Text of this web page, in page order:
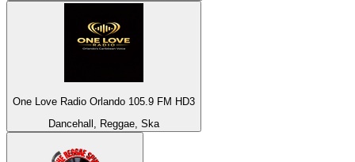
One Love Radio Orlando 105.9 FM HD3
Dancehall, Reggae, Ska